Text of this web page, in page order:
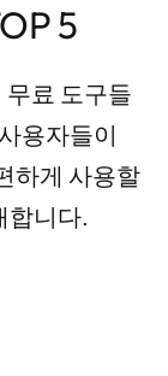
5
료 도구들
용자들이
하게 사용할
합니다.